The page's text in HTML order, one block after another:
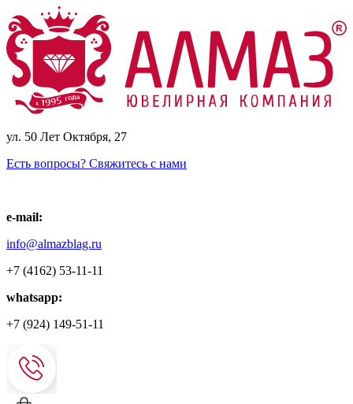
ул. 50 Лет Октября, 27
Есть вопросы? Свяжитесь с нами
e-mail:
info@almazblag.ru
+7 (4162) 53-11-11
whatsapp:
+7 (924) 149-51-11